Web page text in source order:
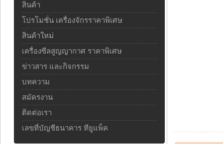
สินค้า
โปรโมชั่น เครื่องจักรราคาพิเศษ
สินค้าใหม่
เครื่องซีลสูญญากาศ ราคาพิเศษ
ข่าวสาร และกิจกรรม
บทความ
สมัครงาน
ติดต่อเรา
เลขที่บัญชีธนาคาร ทียูแพ็ค